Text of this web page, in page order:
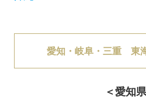
愛知・岐阜・三重 東
＜愛知